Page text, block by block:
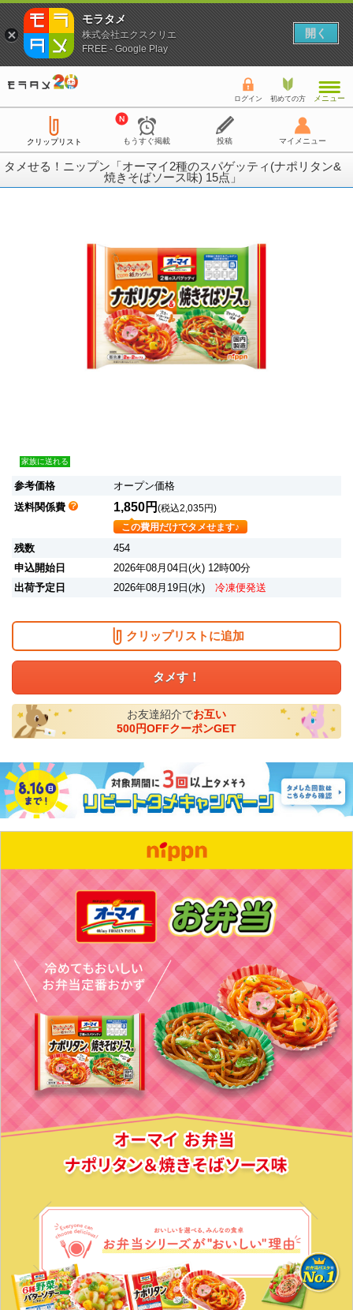
ログイン 初めての方 メニュー
クリップリスト もうすぐ掲載 投稿 マイメニュー
タメせる！ニップン「オーマイ2種のスパゲッティ(ナポリタン&
焼きそばソース味) 15点」
家族に送れる
参考価格
オープン価格
送料関係費
1,850円 (税込2,035円)
この費用だけでタメせます♪
残数
454
申込開始日
2026年08月04日(火) 12時00分
出荷予定日
2026年08月19日(水) 冷凍便発送
クリップリストに追加
タメす！
お友達紹介でお互い
500円OFFクーポンGET
モラタメ
株式会社エクスクリエ
FREE - Google Play
開く